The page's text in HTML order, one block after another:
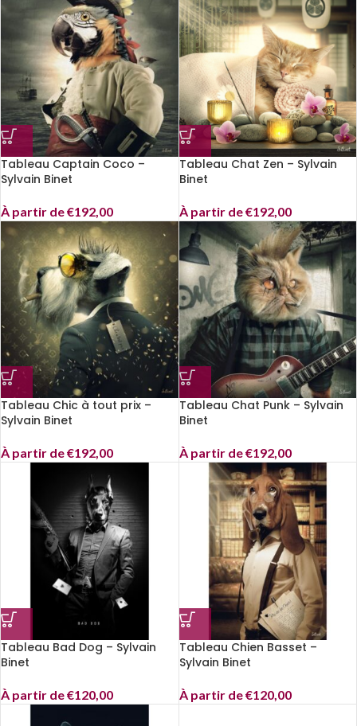
Tableau Captain Coco –
Sylvain Binet
À partir de€192,00
Tableau Chat Zen – Sylvain
Binet
À partir de€192,00
Tableau Chic à tout prix –
Sylvain Binet
À partir de€192,00
Tableau Chat Punk – Sylvain
Binet
À partir de€192,00
Tableau Bad Dog – Sylvain
Binet
À partir de€120,00
Tableau Chien Basset –
Sylvain Binet
À partir de€120,00